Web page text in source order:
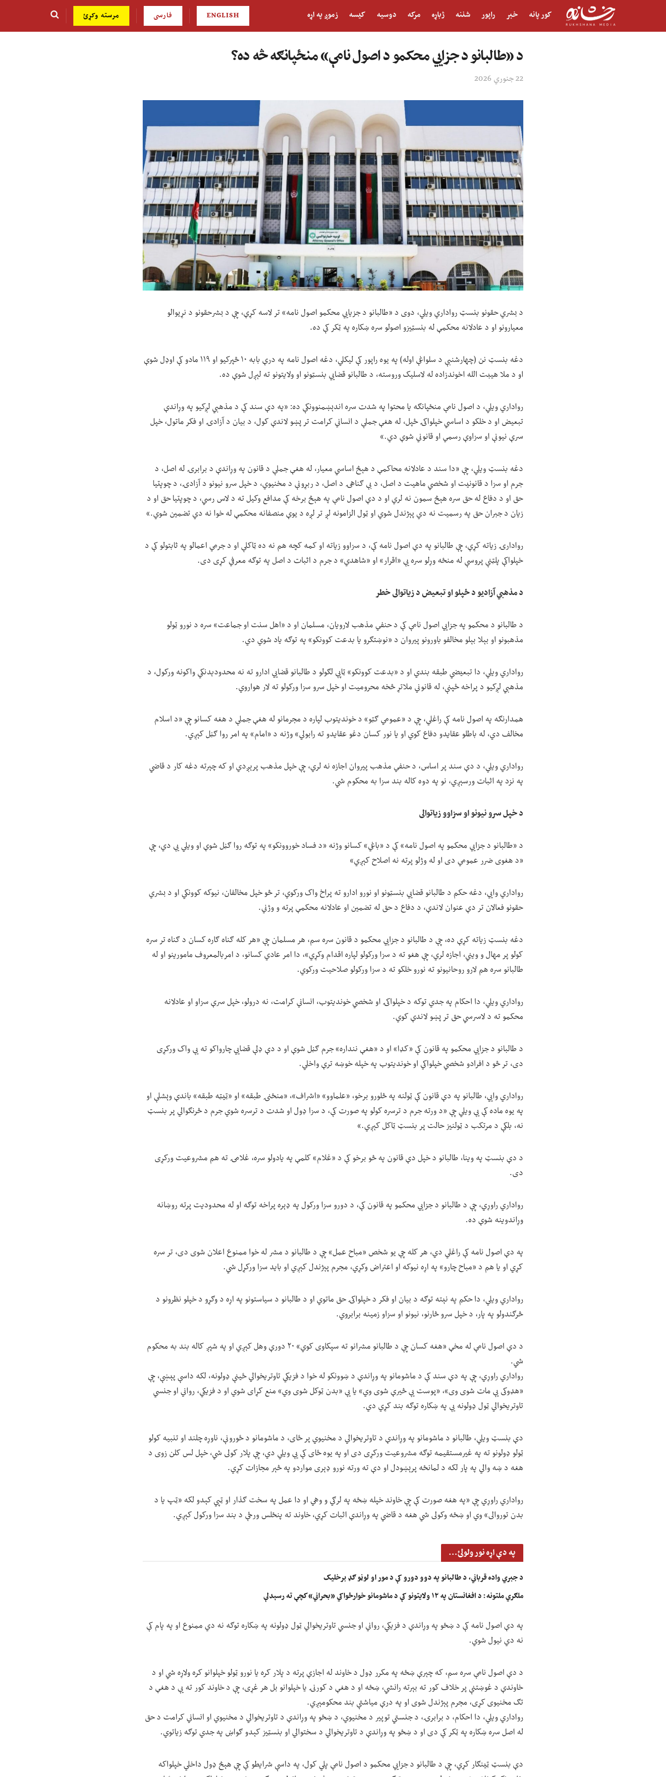
کور پانه خبر راپور شننه ژباړه مرکه دوسیه کیسه زموږ په اړه ENGLISH فارسی مرسته وکړئ
د «طالبانو د جزايي محکمو د اصول نامې» منځپانګه څه ده؟
22 جنوري 2026
د بشري حقونو بنسټ رواداري ویلي، دوی د «طالبانو د جزیايي محکمو اصول نامه» تر لاسه کړې، چې د بشرحقونو د نړیوالو
معیارونو او د عادلانه محکمې له بنسټیزو اصولو سره ښکاره په ټکر کې ده.
دغه بنسټ نن (چهارشنبې د سلواغې اوله) په یوه راپور کې لیکلي، دغه اصول نامه په درې بابه ۱۰ څپرکیو او ۱۱۹ مادو کې اوډل شوې
او د ملا هیبت الله اخوندزاده له لاسلیک وروسته، د طالبانو قضايي بنسټونو او ولایتونو ته لېږل شوې ده.
رواداري ویلي، د اصول نامې منځپانګه یا محتوا په شدت سره اندېښمنوونکې ده: «په دې سند کې د مذهبي لږکیو په وړاندې
تبعیض او د خلکو د اساسي خپلواکۍ ځپل، له هغې جملې د انساني کرامت تر پښو لاندې کول، د بیان د آزادۍ او فکر ماتول، خپل
سرې نیونې او سزاوې رسمي او قانوني شوې دي.»
دغه بنسټ ویلي، چې «دا سند د عادلانه محاکمې د هېڅ اساسي معیار، له هغې جملې د قانون په وړاندې د برابرۍ له اصل، د
جرم او سزا د قانونیت او شخصي ماهیت د اصل، د بې ګناهۍ د اصل، د ربړونې د مخنیوي، د خپل سرو نیونو د آزادۍ، د چوپتیا
حق او د دفاع له حق سره هېڅ سمون نه لري او د دې اصول نامې په هېڅ برخه کې مدافع وکیل ته د لاس رسي، د چوپتیا حق او د
زیان د جبران حق په رسمیت نه دي پېژندل شوي او ټول الزامونه لږ تر لږه د یوې منصفانه محکمې له خوا نه دي تضمین شوي.»
روادارۍ زیاته کړې، چې طالبانو په دې اصول نامه کې، د سزاوو زیاته او کمه کچه هم نه ده ټاکلې او د جرمي اعمالو په ثابتولو کې د
خپلواکې پلټنې پروسې له منځه وړلو سره یې «اقرار» او «شاهدي» د جرم د اثبات د اصل په توګه معرفي کړی دی.
د مذهبي آزادیو د ځپلو او تبعیض د زیاتوالی خطر
د طالبانو د محکمو په جزايي اصول نامې کې د حنفي مذهب لارویان، مسلمان او د «اهل سنت او جماعت» سره د نورو ټولو
مذهبونو او بېلا بېلو مخالفو باورونو پیروان د «نوښتګرو یا بدعت کوونکو» په توګه یاد شوي دي.
رواداري ویلي، دا تبعیضي طبقه بندي او د «بدعت کوونکو» ټاپې لګولو د طالبانو قضايي ادارو ته نه محدودېدنکي واکونه ورکول، د
مذهبي لږکیو د پراخه ځپنې، له قانوني ملاتړ څخه محرومیت او خپل سرو سزا ورکولو ته لار هواروي.
همدارنګه په اصول نامه کې راغلي، چې د «عمومي ګټو» د خوندیتوب لپاره د مجرمانو له هغې جملې د هغه کسانو چې «د اسلام
مخالف دي، له باطلو عقایدو دفاع کوي او یا نور کسان دغو عقایدو ته رابولي» وژنه د «امام» په امر روا ګڼل کېږي.
رواداري ویلي، د دې سند پر اساس، د حنفي مذهب پیروان اجازه نه لري، چې خپل مذهب پرېږدي او که چېرته دغه کار د قاضي
په نزد په اثبات ورسېږي، نو په دوه کاله بند سزا به محکوم شي.
د خپل سرو نیونو او سزاوو زیاتوالی
د «طالبانو د جزايي محکمو په اصول نامه» کې د «باغي» کسانو وژنه «د فساد خوروونکو» په توګه روا ګڼل شوې او ویلي یې دي، چې
«د هغوی ضرر عمومي دی او له وژلو پرته نه اصلاح کېږي»
رواداري وايي، دغه حکم د طالبانو قضايي بنسټونو او نورو ادارو ته پراخ واک ورکوي، تر څو خپل مخالفان، نیوکه کوونکي او د بشري
حقونو فعالان تر دې عنوان لاندې، د دفاع د حق له تضمین او عادلانه محکمې پرته و وژني.
دغه بنسټ زیاته کړې ده، چې د طالبانو د جزايي محکمو د قانون سره سم، هر مسلمان چې «هر کله ګناه ګاره کسان د ګناه تر سره
کولو پر مهال و ویني، اجازه لري، چې هغو ته د سزا ورکولو لپاره اقدام وکړي»، دا امر عادي کسانو، د امربالمعروف مامورینو او له
طالبانو سره هم لارو روحانیونو ته نورو خلکو ته د سزا ورکولو صلاحیت ورکوي.
رواداري ویلي، دا احکام په جدي توکه د خپلواکۍ او شخصي خوندیتوب، انساني کرامت، نه درولو، خپل سرې سزاو او عادلانه
محکمو ته د لاسرسي حق تر پښو لاندې کوي.
د طالبانو د جزايي محکمو په قانون کې «کډا» او د «هغې ننداره» جرم ګڼل شوې او د دې ډلې قضايي چارواکو ته یې واک ورکړی
دی، تر څو د افرادو شخصي خپلواکي او خوندیتوب په خپله خوښه ترې واخلي.
رواداري وايي، طالبانو په دې قانون کې ټولنه په څلورو برخو، «علماوو» «اشراف»، «منځنۍ طبقه» او «ټیټه طبقه» باندې وېشلې او
په یوه ماده کې یې ویلي چې «د ورته جرم د ترسره کولو په صورت کې، د سزا ډول او شدت د ترسره شوي جرم د څرنګوالي پر بنسټ
نه، بلکې د مرتکب د ټولنیز حالت پر بنسټ ټاکل کېږي.»
د دې بنسټ په وینا، طالبانو د خپل دې قانون په څو برخو کې د «غلام» کلمې په یادولو سره، غلامۍ ته هم مشروعیت ورکړی
دی.
رواداري راوړي، چې د طالبانو د جزايي محکمو په قانون کې، د دورو سزا ورکول په ډېره پراخه توګه او له محدودیت پرته روښانه
وړاندوینه شوې ده.
په دې اصول نامه کې راغلي دي، هر کله چې یو شخص «مباح عمل» چې د طالبانو د مشر له خوا ممنوع اعلان شوی دی، تر سره
کړي او یا هم د «مباح چارو» په اړه نیوکه او اعتراض وکړي، مجرم پېژندل کېږي او باید سزا ورکړل شي.
رواداري ویلي، دا حکم په نېته توګه د بیان او فکر د خپلواکۍ حق ماتوي او د طالبانو د سیاستونو په اړه د وګړو د خپلو نظرونو د
څرګندولو په پار، د خپل سرو څارنو، نیونو او سزاو زمینه برابروي.
د دې اصول نامې له مخې «هغه کسان چې د طالبانو مشرانو ته سپکاوی کوي» ۲۰ دورې وهل کېږي او په شپږ کاله بند به محکوم
شي.
رواداري راوړي، چې په دې سند کې د ماشومانو په وړاندې د ښوونکو له خوا د فزیکي تاوتریخوالي ځينې ډولونه، لکه داسې پېښې، چې
«هډوکی یې مات شوی وی»، «پوست یې څیرې شوی وي» یا یې «بدن ټوکل شوی وي» منع کړای شوي او د فزیکي، رواني او جنسي
تاوتریخوالي ټول ډولونه یې په ښکاره توګه بند کړي دي.
دې بنسټ ویلي، طالبانو د ماشومانو په وړاندې د تاوتریخوالي د مخنیوي پر ځای، د ماشومانو د ځورونې، ناوړه چلند او تنبیه کولو
ټولو ډولونو ته په غیرمستقیمه توګه مشروعیت ورکړی دی او په یوه ځای کې یې ویلي دي، چې پلار کولی شي، خپل لس کلن زوی د
هغه د ښه والي په پار لکه د لمانځه پرېښودل او دې ته ورته نورو ډېری مواردو په څېر مجازات کړي.
رواداري راوړي چې «په هغه صورت کې چې خاوند خپله ښځه په لرګي و وهي او دا عمل په سخت ګذار او ټپي کېدو لکه «ټپ یا د
بدن توروالی» وي او ښځه وکولی شي هغه د قاضي په وړاندې اثبات کړي، خاوند ته پنځلس ورځې د بند سزا ورکول کېږي.
په دې اړه نور ولولئ...
د جبري واده قرباني، د طالبانو په دوو دورو کې د مور او لوڼو ګډ برخلیک
ملګري ملتونه: د افغانستان په ۱۲ ولایتونو کې د ماشومانو خوارځواکي «بحراني» کچې ته رسېدلې
په دې اصول نامه کې د ښځو په وړاندې د فزیکي، رواني او جنسي تاوتریخوالي ټول ډولونه په ښکاره توګه نه دي ممنوع او په پام کې
نه دي نیول شوي.
د دې اصول نامې سره سم، که چېرې ښځه په مکرر ډول د خاوند له اجازې پرته د پلار کره یا نورو ټولو خپلوانو کره ولاړه شي او د
خاوندې د غوښتنې پر خلاف کور ته بېرته رانشي، ښځه او د هغې د کورنۍ یا خپلوانو بل هر غړی، چې د خاوند کور ته یې د هغې د
تګ مخنیوی کړی، مجرم پېژندل شوی او په درې میاشتې بند محکومېږي.
رواداري ویلي، دا احکام، د برابرۍ، د جنستي توپیر د مخنیوي، د ښځو په وړاندې د تاوتریخوالي د مخنیوي او انساني کرامت د حق
له اصل سره ښکاره په ټکر کې دی او د ښځو په وړاندې د تاوتریخوالي د سختوالي او بنسټیز کېدو ګواښ په جدي توګه زیاتوي.
دې بنسټ ټینګار کړي، چې د طالبانو د جزايي محکمو د اصول نامې پلي کول، په داسې شرایطو کې چې هېڅ ډول داخلي خپلواکه